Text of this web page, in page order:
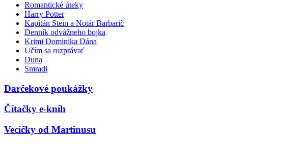
Romantické úteky
Harry Potter
Kapitán Stein a Notár Barbarič
Denník odvážneho bojka
Krimi Dominika Dána
Učím sa rozprávať
Duna
Smradi
Darčekové poukážky
Čítačky e-kníh
Vecičky od Martinusu